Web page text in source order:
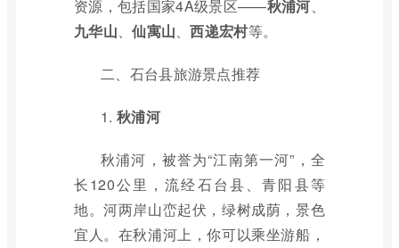
资源，包括国家4A级景区——秋浦河、
九华山、仙寓山、西递宏村等。
二、石台县旅游景点推荐
1. 秋浦河
秋浦河，被誉为“江南第一河”，全
长120公里，流经石台县、青阳县等
地。河两岸山峦起伏，绿树成荫，景色
宜人。在秋浦河上，你可以乘坐游船，